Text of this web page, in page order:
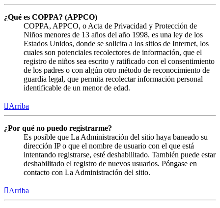
¿Qué es COPPA? (APPCO)
COPPA, APPCO, o Acta de Privacidad y Protección de
Niños menores de 13 años del año 1998, es una ley de los
Estados Unidos, donde se solicita a los sitios de Internet, los
cuales son potenciales recolectores de información, que el
registro de niños sea escrito y ratificado con el consentimiento
de los padres o con algún otro método de reconocimiento de
guardia legal, que permita recolectar información personal
identificable de un menor de edad.
Arriba
¿Por qué no puedo registrarme?
Es posible que La Administración del sitio haya baneado su
dirección IP o que el nombre de usuario con el que está
intentando registrarse, esté deshabilitado. También puede estar
deshabilitado el registro de nuevos usuarios. Póngase en
contacto con La Administración del sitio.
Arriba